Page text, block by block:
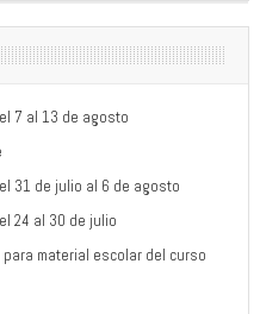
7 al 13 de agosto
31 de julio al 6 de agosto
24 al 30 de julio
material escolar del curso